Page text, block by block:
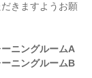
きますようお願
ニングルームA
ーニングルームB